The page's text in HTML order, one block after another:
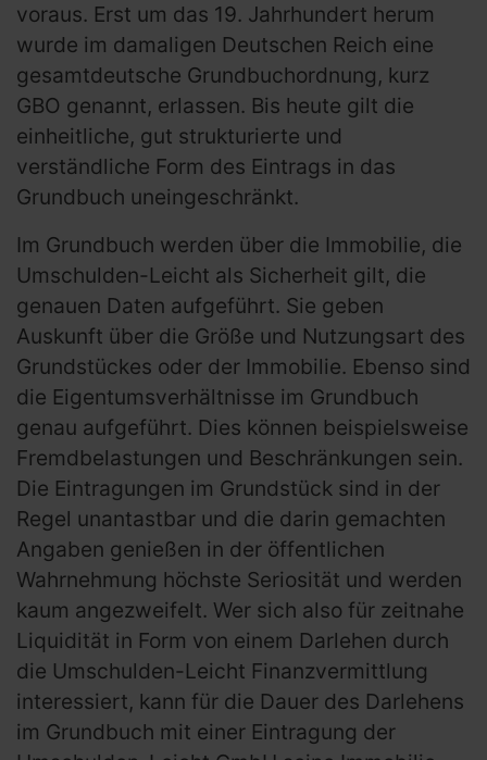
voraus. Erst um das 19. Jahrhundert herum
wurde im damaligen Deutschen Reich eine
gesamtdeutsche Grundbuchordnung, kurz
GBO genannt, erlassen. Bis heute gilt die
einheitliche, gut strukturierte und
verständliche Form des Eintrags in das
Grundbuch uneingeschränkt.
Im Grundbuch werden über die Immobilie, die
Umschulden-Leicht als Sicherheit gilt, die
genauen Daten aufgeführt. Sie geben
Auskunft über die Größe und Nutzungsart des
Grundstückes oder der Immobilie. Ebenso sind
die Eigentumsverhältnisse im Grundbuch
genau aufgeführt. Dies können beispielsweise
Fremdbelastungen und Beschränkungen sein.
Die Eintragungen im Grundstück sind in der
Regel unantastbar und die darin gemachten
Angaben genießen in der öffentlichen
Wahrnehmung höchste Seriosität und werden
kaum angezweifelt. Wer sich also für zeitnahe
Liquidität in Form von einem Darlehen durch
die Umschulden-Leicht Finanzvermittlung
interessiert, kann für die Dauer des Darlehens
im Grundbuch mit einer Eintragung der